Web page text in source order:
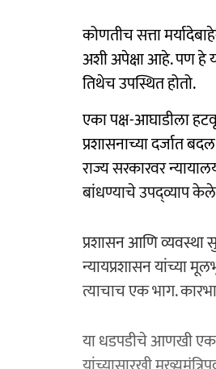
कोणतीच सत्ता
अशी अपेक्षा आहे. पण हे
तिथेच उपस्थित होतो.
एका पक्ष-आघाडीला
प्रशासनाच्या दर्जात
राज्य सरकारवर
बांधण्याचे उपद्‍व्याप
प्रशासन आणि व्यवस्था
न्यायप्रशासन यांच्या
त्याचाच एक भाग.
या धडपडीचे आणखी एक